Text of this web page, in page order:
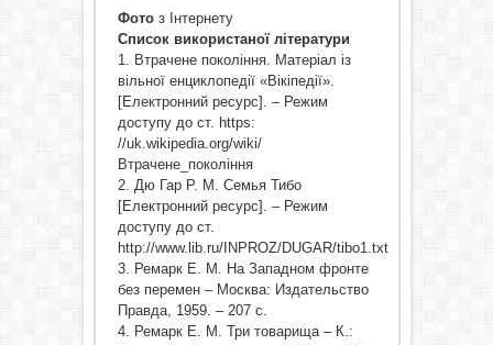
Фотоз Інтернету
Список використаної літератури
1. Втрачене покоління. Матеріал із
вільної енциклопедії «Вікіпедії».
[Електронний ресурс]. – Режим
доступу до ст. https:
//uk.wikipedia.org/wiki/
Втрачене_покоління
2. Дю Гар Р. М. Семья Тибо
[Електронний ресурс]. – Режим
доступу до ст.
http://www.lib.ru/INPROZ/DUGAR/tibo1.txt
3. Ремарк Е. М. На Западном фронте
без перемен – Москва: Издательство
Правда, 1959. – 207 с.
4. Ремарк Е. М. Три товарища – К.: